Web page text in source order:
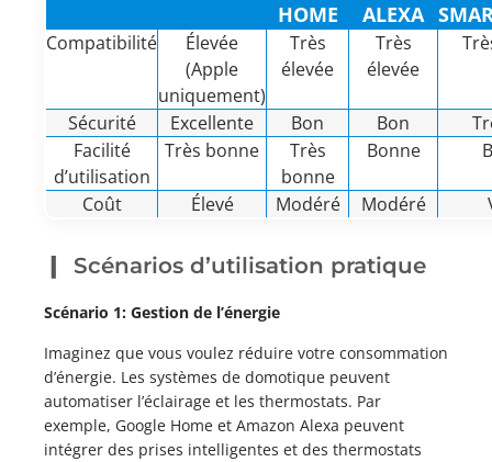
HOME
ALEXA
Compatibilité
Élevée
(Apple
uniquement)
Très
élevée
Très
élevée
Sécurité Excellente Bon Bon
Facilité
d’utilisation
Très bonne
Très
bonne
Bonne
Coût Élevé Modéré Modéré
Scénarios d’utilisation pratique
Scénario 1: Gestion de l’énergie
Imaginez que vous voulez réduire votre consommation
d’énergie. Les systèmes de domotique peuvent
automatiser l’éclairage et les thermostats. Par
exemple, Google Home et Amazon Alexa peuvent
intégrer des prises intelligentes et des thermostats